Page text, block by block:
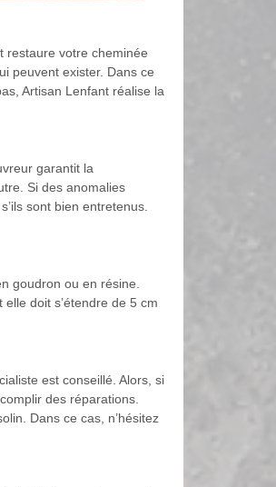
restaure votre cheminée
peuvent exister. Dans ce
Artisan Lenfant réalise la
garantit la
Si des anomalies
sont bien entretenus.
goudron ou en résine.
doit s’étendre de 5 cm
est conseillé. Alors, si
des réparations.
Dans ce cas, n’hésitez